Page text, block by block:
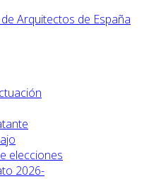
elecciones
2026-